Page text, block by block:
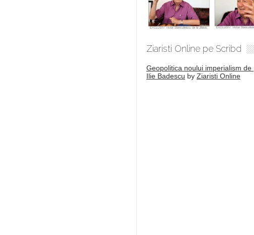
Ziaristi Online pe Scribd
Geopolitica noului imperialism de
Ilie Badescu by Ziaristi Online